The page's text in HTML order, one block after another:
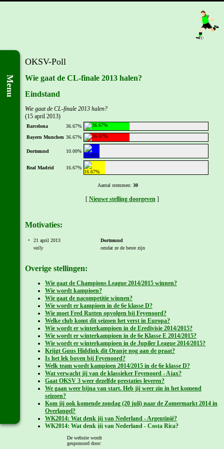
Menu
OKSV-Poll
Wie gaat de CL-finale 2013 halen?
Eindstand
Wie gaat de CL-finale 2013 halen?
(15 april 2013)
Barcelona
36.67%
Bayern Munchen 36.67%
Dortmund 10.00%
Real Madrid 16.67%
Aantal stemmen: 30
[ Nieuwe stelling doorgeven]
Motivaties:
• 21 april 2013
Dortmund
vally
omdat ze de beste zijn
Overige stellingen:
Wie gaat de Champions League 2014/2015 winnen?
Wie wordt kampioen?
Wie gaat de nacompetitie winnen?
Wie wordt er kampioen in de 6e klasse D?
Wie moet Fred Rutten opvolgen bij Feyenoord?
Welke club komt dit seizoen het verst in Europa?
Wie wordt er winterkampioen in de Eredivisie 2014/2015?
Wie wordt er winterkampioen in de 6e Klasse E 2014/2015?
Wie wordt er winterkampioen in de Jupiler League 2014/2015?
Krijgt Guus Hiddink dit Oranje nog aan de praat?
Is het lek boven bij Feyenoord?
Welk team wordt kampioen 2014/2015 in de 6e klasse D?
Wat verwacht jij van de klassieker Feyenoord - Ajax?
Gaat OKSV 3 weer dezelfde prestaties leveren?
We gaan weer bijna van start. Heb jij weer zin in het komend
seizoen?
Kom jij ook komende zondag (20 juli) naar de Zomermarkt 2014 in
Overlangel?
WK2014: Wat denk jij van Nederland - Argentinië?
WK2014: Wat denk jij van Nederland - Costa Rica?
WK2014: Wat denk jij van Nederland - Chili?
De website wordt
gesponsord door: